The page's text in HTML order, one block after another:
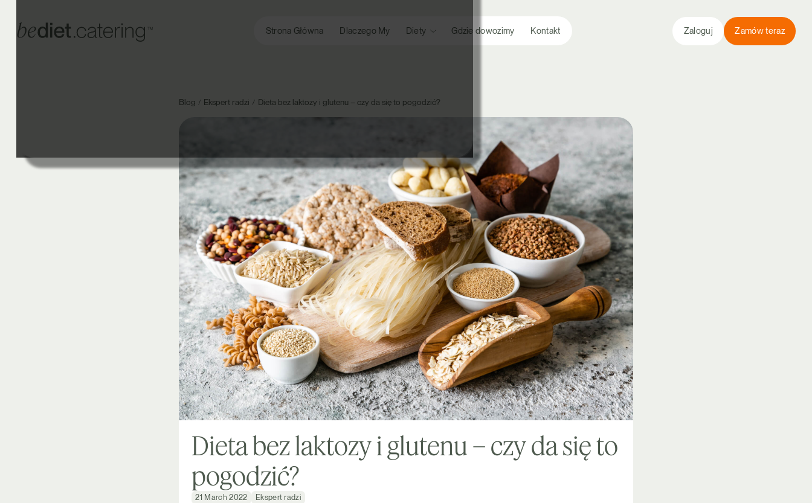
Strona Główna Dlaczego My Diety Gdzie dowozimy Kontakt Zaloguj Zamów teraz
Blog Ekspert radzi Dieta bez laktozy i glutenu – czy da się to pogodzić?
Dieta bez laktozy i glutenu – czy da się to
pogodzić?
21 March 2022 Ekspert radzi